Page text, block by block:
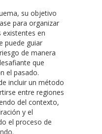
su objetivo
para organizar
en
puede guiar
de manera
que
el pasado.
incluir un método
entre regiones
del contexto,
y el
el proceso de